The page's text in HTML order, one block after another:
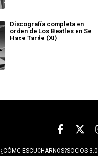
Discografía completa en
orden de Los Beatles en Se
Hace Tarde (XI)
¿CÓMO ESCUCHARNOS?SOCIOS 3.0